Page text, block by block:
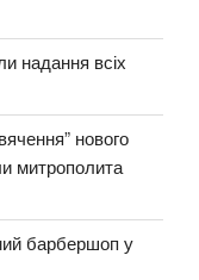
надання всіх
нового
митрополита
барбершоп у